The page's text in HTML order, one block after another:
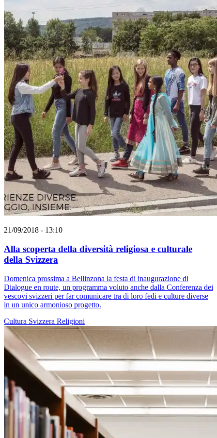
21/09/2018 - 13:10
Alla scoperta della diversità religiosa e culturale
della Svizzera
Domenica prossima a Bellinzona la festa di inaugurazione di
Dialogue en route, un programma voluto anche dalla Conferenza dei
vescovi svizzeri per far comunicare tra di loro fedi e culture diverse
in un unico armonioso progetto.
Cultura Svizzera Religioni